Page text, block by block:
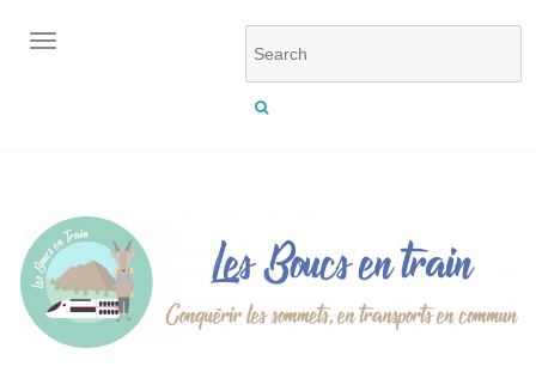
OUVRIR/FERMER LA NAVIGATION